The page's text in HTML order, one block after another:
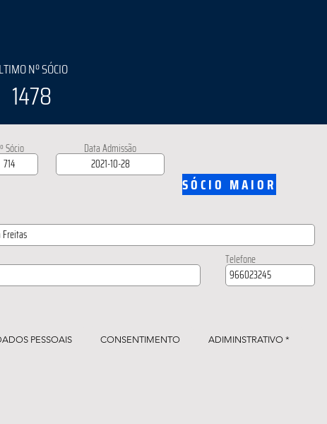
Nº SÓCIO
1478
Sócio Data Admissão
SÓCIO MAIOR
Telefone
PESSOAIS CONSENTIMENTO ADIMINSTRATIVO *